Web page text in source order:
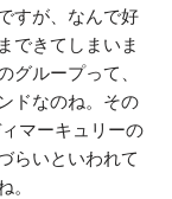
すが、なんで好
できてしまいま
グループって、
ドなのね。その
マーキュリーの
らいといわれて
。